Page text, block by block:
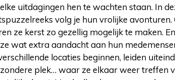
uitdagingen hen te wachten staan. In
volg je hun vrolijke
ze kerst zo gezellig mogelijk te maken.
wat extra aandacht aan hun
locaties beginnen, leiden
plek… waar ze elkaar weer treffen